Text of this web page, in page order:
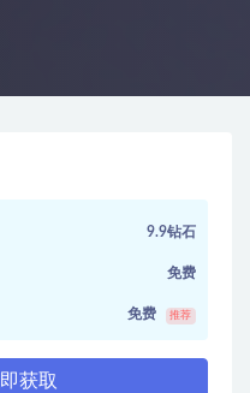
9.9钻石
免费
免费 推荐
获取